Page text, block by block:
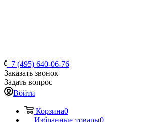
+7 (495) 640-06-76
Заказать звонок
Задать вопрос
Войти
Корзина0
Избранные товары0